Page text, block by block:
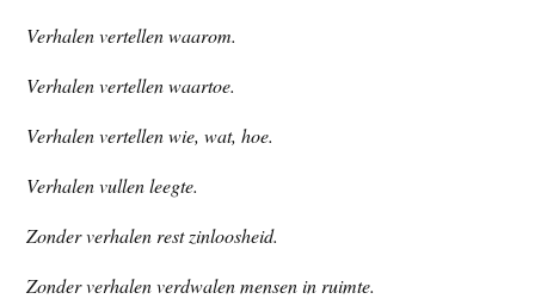
Verhalen vertellen waarom.
Verhalen vertellen waartoe.
Verhalen vertellen wie, wat, hoe.
Verhalen vullen leegte.
Zonder verhalen rest zinloosheid.
Zonder verhalen verdwalen mensen in ruimte.